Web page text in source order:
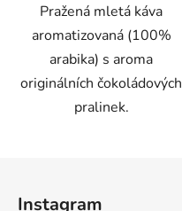
Pražená mletá káva
aromatizovaná (100%
arabika) s aroma
originálních čokoládových
pralinek.
Instagram